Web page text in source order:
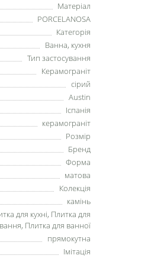
Матеріал
PORCELANOSA
Категорія
Ванна, кухня
Тип застосування
Керамограніт
сірий
Austin
Іспанія
керамограніт
Розмір
Бренд
Форма
матова
Колекція
камінь
для кухні, Плитка для
Плитка для ванної
прямокутна
Імітація